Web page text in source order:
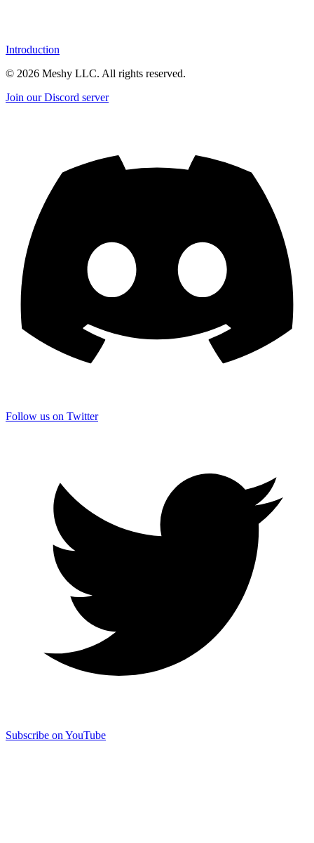
Introduction
© 2026 Meshy LLC. All rights reserved.
Join our Discord server
Follow us on Twitter
Subscribe on YouTube